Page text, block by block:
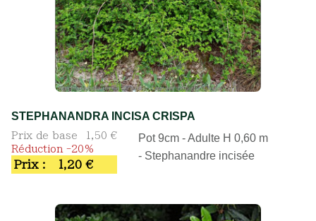
STEPHANANDRA INCISA CRISPA
Prix de base
1,50 €
Réduction -20%
Prix : 1,20 €
Pot 9cm - Adulte H 0,60 m
- Stephanandre incisée